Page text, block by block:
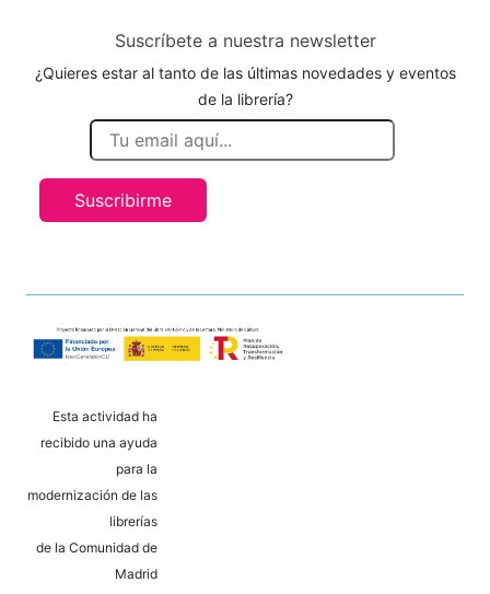
Suscríbete a nuestra newsletter
¿Quieres estar al tanto de las últimas novedades y eventos
de la librería?
Suscribirme
Esta actividad ha
recibido una ayuda
para la
modernización de las
librerías
de la Comunidad de
Madrid